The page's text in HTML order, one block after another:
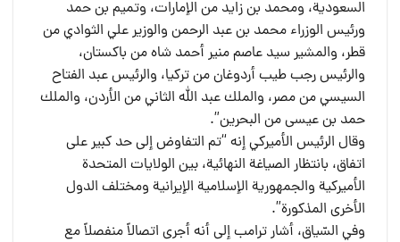
السعودية، ومحمد بن زايد من الإمارات، وتميم بن حمد
ورئيس الوزراء محمد بن عبد الرحمن والوزير علي الثوادي من
قطر، والمشير سيد عاصم منير أحمد شاه من باكستان،
والرئيس رجب طيب أردوغان من تركيا، والرئيس عبد الفتاح
السيسي من مصر، والملك عبد الله الثاني من الأردن، والملك
حمد بن عيسى من البحرين”.
وقال الرئيس الأميركي إنه “تم التفاوض إلى حد كبير على
اتفاق، بانتظار الصياغة النهائية، بين الولايات المتحدة
الأميركية والجمهورية الإسلامية الإيرانية ومختلف الدول
الأخرى المذكورة”.
وفي السّياق، أشار ترامب إلى أنه أجرى اتصالاً منفصلاً مع